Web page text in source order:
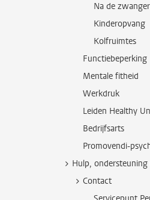
Na de
Kinderopvang
Kolfruimtes
Functiebeperking
Mentale fitheid
Werkdruk
Leiden Healthy
Bedrijfsarts
Promovendi-
Hulp, ondersteuning
Contact